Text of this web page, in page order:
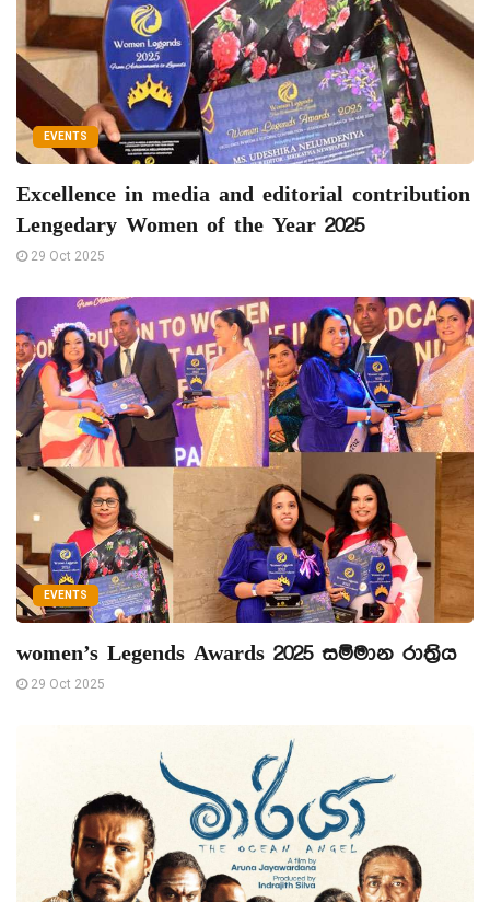
EVENTS
Excellence in media and editorial contribution
Lengedary Women of the Year 2025
29 Oct 2025
EVENTS
women’s Legends Awards 2025 සම්මාන රාත්‍රිය
29 Oct 2025